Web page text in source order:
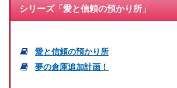
シリーズ「愛と信頼の預かり所」
愛と信頼の預かり所
夢の倉庫追加計画！